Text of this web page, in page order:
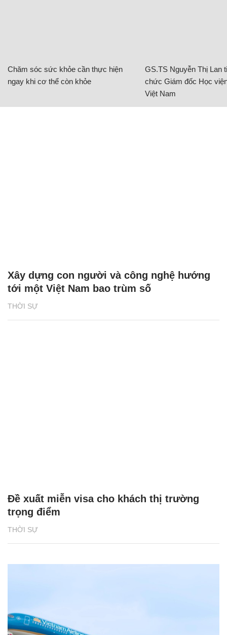
Chăm sóc sức khỏe cần thực hiện
ngay khi cơ thể còn khỏe
GS.TS Nguyễn Thị Lan
chức Giám đốc Học
Việt Nam
THỜI SỰ
Xây dựng con người và công nghệ hướng
tới một Việt Nam bao trùm số
THỜI SỰ
Đề xuất miễn visa cho khách thị trường
trọng điểm